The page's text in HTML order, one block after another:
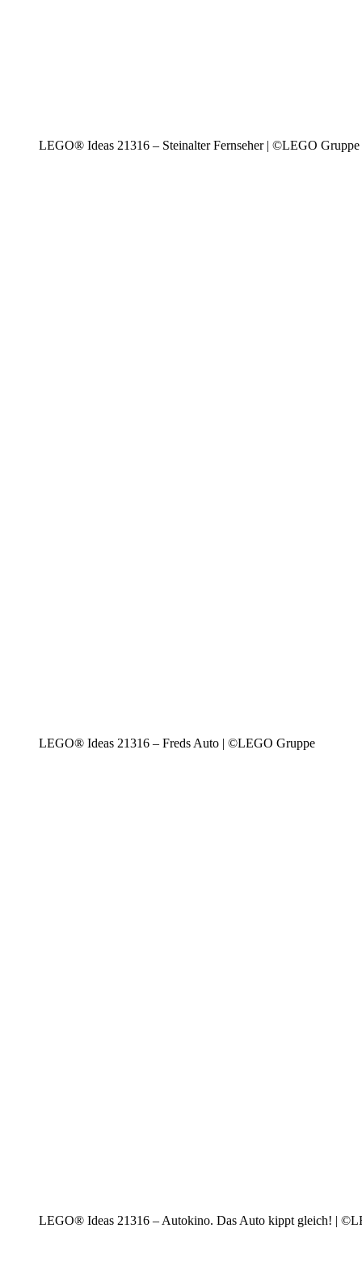
LEGO® Ideas 21316 – Steinalter Fernseher | ©LEGO Gruppe
LEGO® Ideas 21316 – Freds Auto | ©LEGO Gruppe
LEGO® Ideas 21316 – Autokino. Das Auto kippt gleich! |